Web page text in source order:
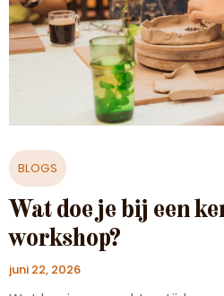
BLOGS
Wat doe je bij een
workshop?
juni 22, 2026